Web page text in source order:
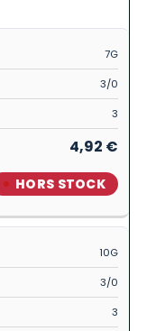
7G
3/0
3
4,92 €
HORS STOCK
10G
3/0
3